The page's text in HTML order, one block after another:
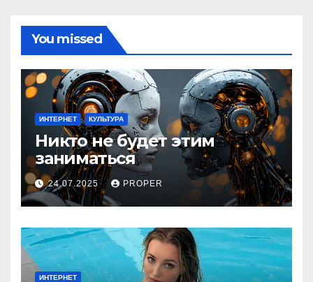
You missed
ИНТЕРНЕТ КУЛЬТУРА
Никто не будет этим
заниматься
24.07.2025 PROPER
ИНТЕРНЕТ